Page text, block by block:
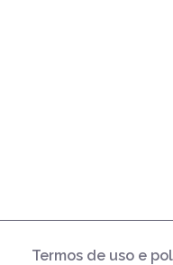
Termos de uso e